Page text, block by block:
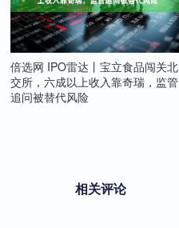
倍选网 IPO雷达丨宝立食品闯关北
交所，六成以上收入靠奇瑞，监管
追问被替代风险
相关评论